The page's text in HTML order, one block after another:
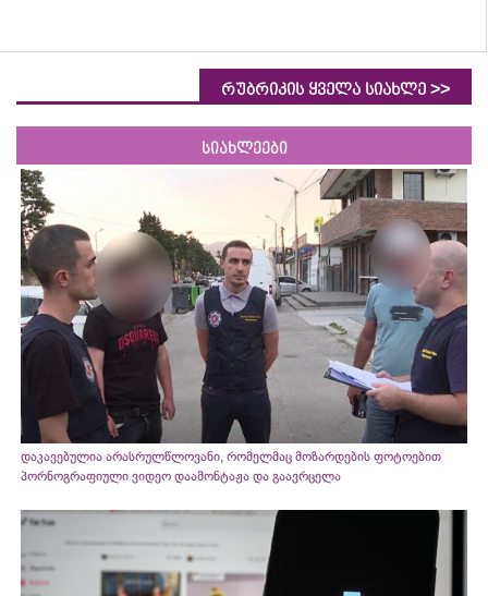
რუბრიკის ყველა სიახლე >>
სიახლეები
დაკავებულია არასრულწლოვანი, რომელმაც მოზარდების ფოტოებით
პორნოგრაფიული ვიდეო დაამონტაჟა და გაავრცელა